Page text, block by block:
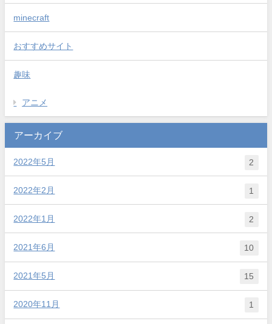
minecraft
おすすめサイト
趣味
アニメ
アーカイブ
2022年5月 2
2022年2月 1
2022年1月 2
2021年6月 10
2021年5月 15
2020年11月 1